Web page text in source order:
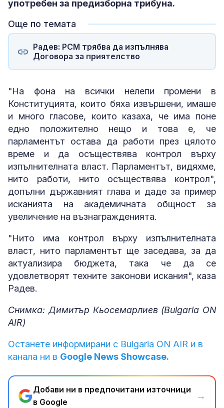
употребен за предизборна трибуна.
Още по темата
Радев: РСМ трябва да изпълнява
Договора за приятелство
"На фона на всички нелепи промени в
Конституцията, които бяха извършени, имаше
и много гласове, които казаха, че има поне
едно положително нещо и това е, че
парламентът остава да работи през цялото
време и да осъществява контрол върху
изпълнителната власт. Парламентът, видяхме,
нито работи, нито осъществява контрол",
допълни държавният глава и даде за пример
исканията на академичната общност за
увеличение на възнагражденията.
"Нито има контрол върху изпълнителната
власт, нито парламентът ще заседава, за да
актуализира бюджета, така че да се
удовлетворят техните законови искания", каза
Радев.
Снимка: Димитър Кьосемарлиев (Bulgaria ON
AIR)
Останете информирани с Bulgaria ON AIR и в
канала ни в Google News Showcase.
Добави ни в предпочитани източници
в Google
→